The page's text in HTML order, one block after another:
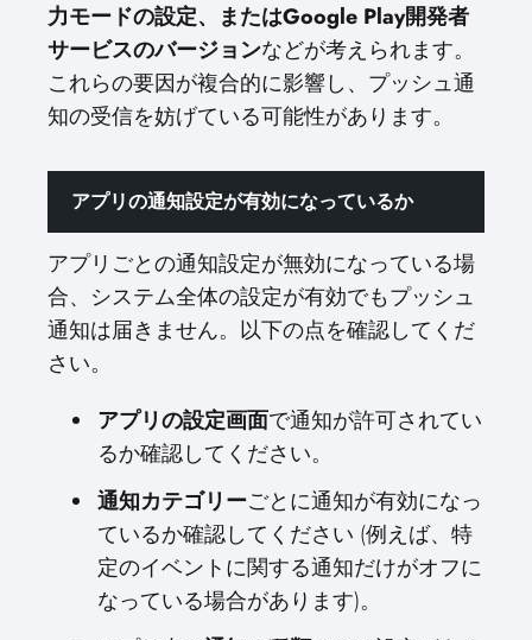
力モードの設定、またはGoogle Play開発者
サービスのバージョンなどが考えられます。
これらの要因が複合的に影響し、プッシュ通
知の受信を妨げている可能性があります。
アプリの通知設定が有効になっているか
アプリごとの通知設定が無効になっている場
合、システム全体の設定が有効でもプッシュ
通知は届きません。以下の点を確認してくだ
さい。
アプリの設定画面で通知が許可されてい
るか確認してください。
通知カテゴリーごとに通知が有効になっ
ているか確認してください (例えば、特
定のイベントに関する通知だけがオフに
なっている場合があります)。